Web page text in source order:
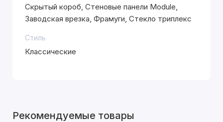
Скрытый короб, Стеновые панели Module,
Заводская врезка, Фрамуги, Стекло триплекс
Стиль
Классические
Рекомендуемые товары